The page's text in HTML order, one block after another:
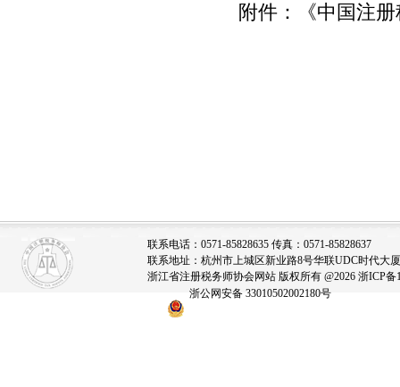
附件：《中国注
联系电话：0571-85828635 传真：0571-85828637
联系地址：杭州市上城区新业路8号华联UDC时代大
浙江省注册税务师协会网站 版权所有 @2026 浙ICP备
浙公网安备 33010502002180号